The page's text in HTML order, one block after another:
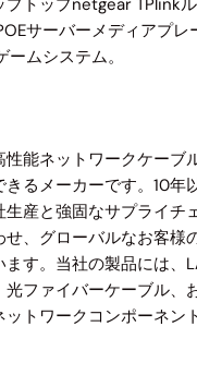
プトップnetgear TPlink
サーバーメディアプレ
ムシステム。
能ネットワークケーブ
るメーカーです。10年
生産と強固なサプライチ
せ、グローバルなお客様
す。当社の製品には、
光ファイバーケーブル、
ットワークコンポーネン